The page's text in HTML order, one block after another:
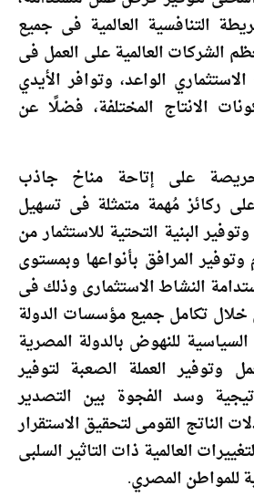
التنافسية العالمية فى جميع
الشركات العالمية على العمل فى
الواعد، وتوافر الأيدي
الانتاج المختلفة، فضلًا عن
على إتاحة مناخ جاذب
ركائز مُهمة متمثلة فى تسهيل
البنية التحتية للاستثمار من
المرافق بأنواعها وبمستوى
النشاط الاستثمارى وذلك فى
تكامل جميع مؤسسات الدولة
للنهوض بالدولة المصرية
العملة الصعبة لتوفير
وسد الفجوة بين التصدير
الناتج القومى لتحقيق الاستقرار
العالمية ذات التاثير السلبى
للمواطن المصري.